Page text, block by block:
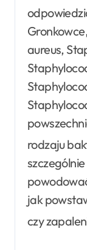
aureus,
rodzaju
jak
czy